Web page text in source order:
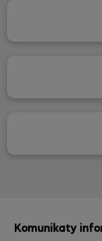
Komunikaty